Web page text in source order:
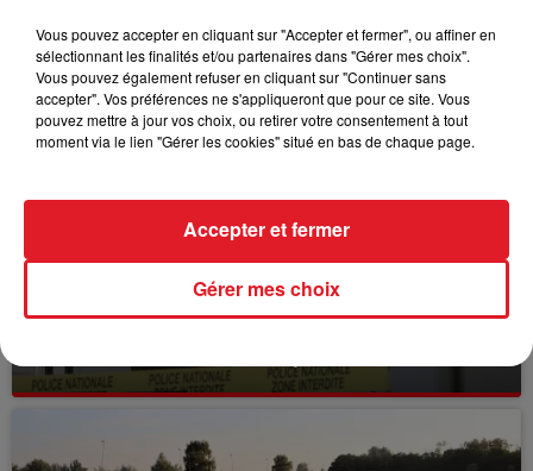
FIL D'ACTUS
BÉTHUNE: ENQUÊTE POUR HOMICIDE
Selon les premiers éléments, le logement servait
Vous pouvez accepter en cliquant sur "Accepter et fermer", ou affiner en
sélectionnant les finalités et/ou partenaires dans "Gérer mes choix".
Vous pouvez également refuser en cliquant sur "Continuer sans
accepter". Vos préférences ne s'appliqueront que pour ce site. Vous
pouvez mettre à jour vos choix, ou retirer votre consentement à tout
moment via le lien "Gérer les cookies" situé en bas de chaque page.
Gérer mes choix
Accepter et fermer